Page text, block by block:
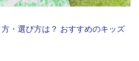
・選び方は？ おすすめのキッズ